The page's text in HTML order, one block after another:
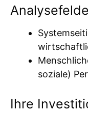
soziale)
Ihre